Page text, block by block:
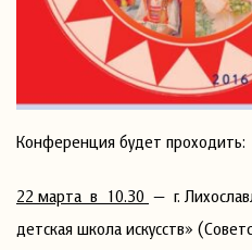
Конференция будет проходить:
22 марта в 10.30 — г.
детская школа искусств»